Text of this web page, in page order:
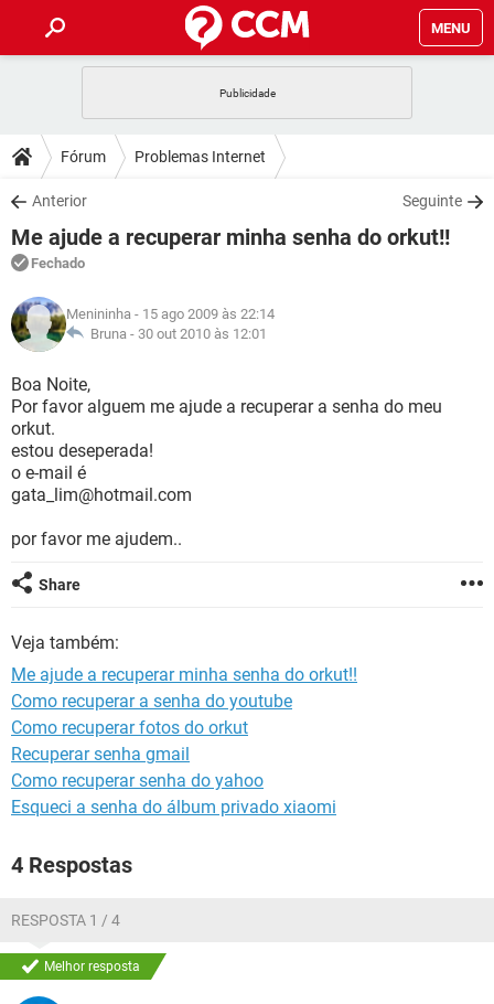
MENU
CELULAR FACEBOOK
OUTLOOK
INSTAGRAM GMAIL
GUIA DE COMPRAS
DICAS
JOGOS WHATSAPP
OUTLOOK
INSTAGRAM
GUIA DE COMPRAS
DOWNLOADS
JOGOS WHATSAPP
CELULAR
OUTLOOK EXCEL
INSTAGRAM
GUIA DE COMPRAS
FÓRUM
JOGOS
CELULAR FACEBOOK
INSTAGRAM GMAIL
GUIA DE COMPRAS
GLOSSÁRIO
JOGOS
CELULAR
OUTLOOK
INSTAGRAM
GUIA DE COMPRAS
Fórum Problemas Internet
Anterior Seguinte
Me ajude a recuperar minha senha do orkut!!
Fechado
Menininha - 15 ago 2009 às 22:14
Bruna - 30 out 2010 às 12:01
Boa Noite,
Por favor alguem me ajude a recuperar a senha do meu
orkut.
estou deseperada!
o e-mail é
gata_lim@hotmail.com
por favor me ajudem..
Share
Veja também:
Me ajude a recuperar minha senha do orkut!!
Como recuperar a senha do youtube
Como recuperar fotos do orkut
Recuperar senha gmail
Como recuperar senha do yahoo
Esqueci a senha do álbum privado xiaomi
4 Respostas
RESPOSTA 1 / 4
Melhor resposta